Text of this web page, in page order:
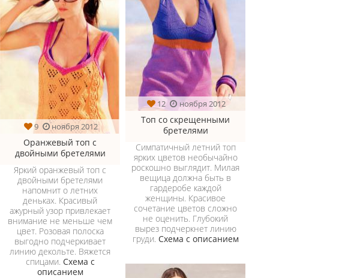
12 ноября 2012
Топ со скрещенными
бретелями
Симпатичный летний топ
ярких цветов необычайно
роскошно выглядит. Милая
вещица должна быть в
гардеробе каждой
женщины. Красивое
сочетание цветов сложно
не оценить. Глубокий
вырез подчеркнет линию
груди. Схема с описанием
9 ноября 2012
Оранжевый топ с
двойными бретелями
Яркий оранжевый топ с
двойными бретелями
напомнит о летних
деньках. Красивый
ажурный узор привлекает
внимание не меньше чем
цвет. Розовая полоска
выгодно подчеркивает
линию декольте. Вяжется
спицами. Схема с
описанием